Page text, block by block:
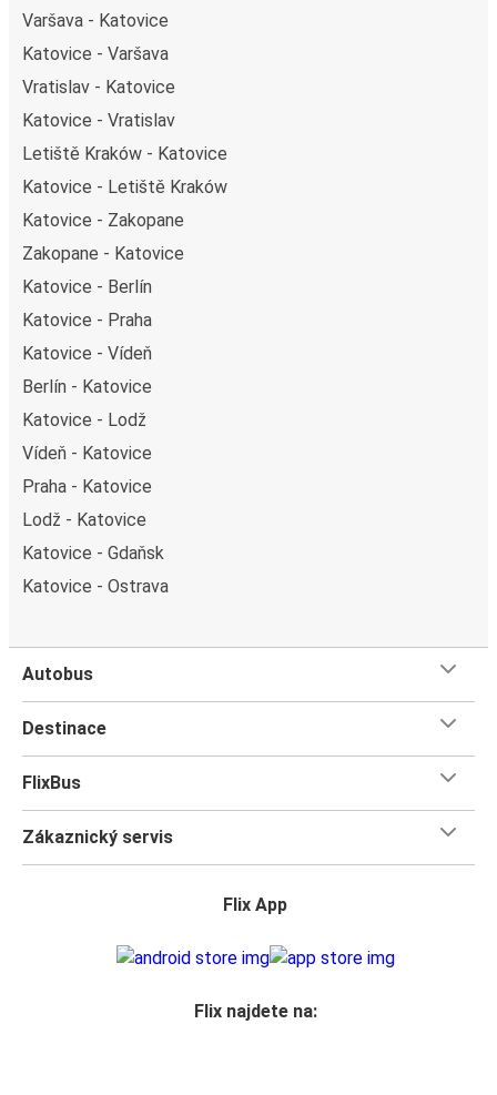
Varšava - Katovice
Katovice - Varšava
Vratislav - Katovice
Katovice - Vratislav
Letiště Kraków - Katovice
Katovice - Letiště Kraków
Katovice - Zakopane
Zakopane - Katovice
Katovice - Berlín
Katovice - Praha
Katovice - Vídeň
Berlín - Katovice
Katovice - Lodž
Vídeň - Katovice
Praha - Katovice
Lodž - Katovice
Katovice - Gdaňsk
Katovice - Ostrava
Autobus
Destinace
FlixBus
Zákaznický servis
Flix App
Flix najdete na: